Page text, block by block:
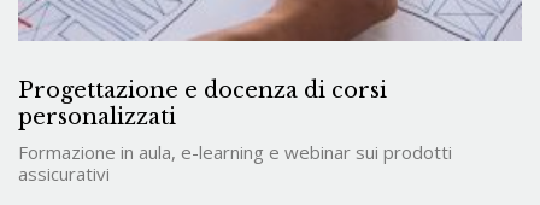
Progettazione e docenza di corsi
personalizzati
Formazione in aula, e-learning e webinar sui prodotti
assicurativi